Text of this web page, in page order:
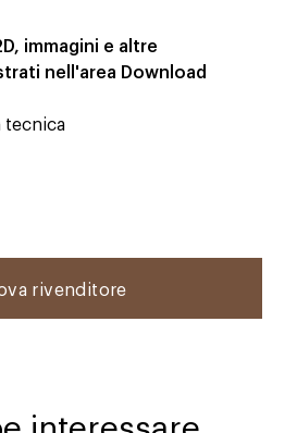
immagini e altre
nell'area Download
tecnica
rivenditore